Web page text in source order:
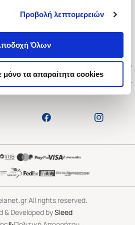
Προβολή λεπτομερειών
Όλων
μόνο τα απαραίτητα cookies
1-3, Αθήνα 106 79
Παρασκευή 09:00-21:00
All rights reserved.
& Developed bySleed